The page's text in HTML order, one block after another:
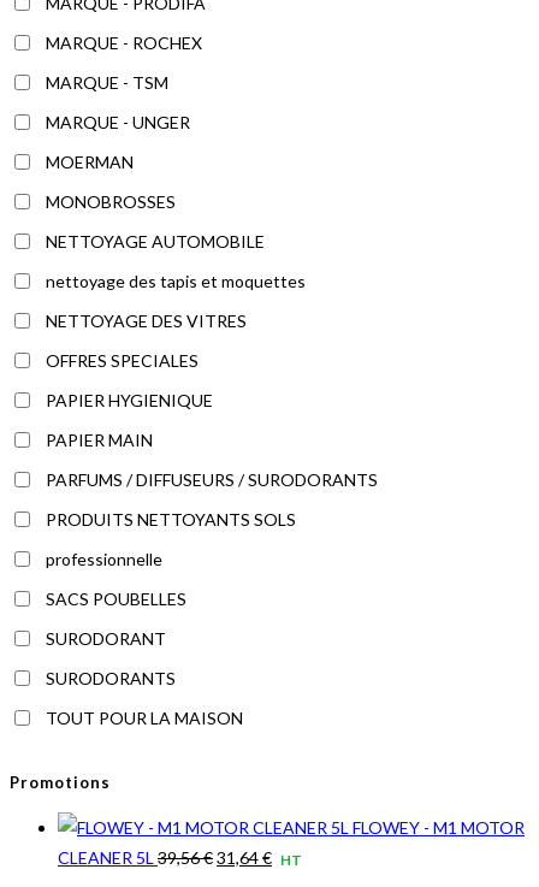
MARQUE - ROCHEX
MARQUE - TSM
MARQUE - UNGER
MOERMAN
MONOBROSSES
NETTOYAGE AUTOMOBILE
nettoyage des tapis et moquettes
NETTOYAGE DES VITRES
OFFRES SPECIALES
PAPIER HYGIENIQUE
PAPIER MAIN
PARFUMS / DIFFUSEURS / SURODORANTS
PRODUITS NETTOYANTS SOLS
professionnelle
SACS POUBELLES
SURODORANT
SURODORANTS
TOUT POUR LA MAISON
Promotions
FLOWEY - M1 MOTOR
CLEANER 5L 39,56€Le
31,64€LeHT